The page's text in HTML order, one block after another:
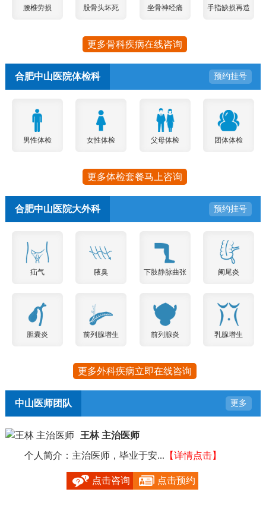
腰椎劳损 股骨头坏死 坐骨神经痛 手指缺损再造
更多骨科疾病在线咨询
合肥中山医院体检科 预约挂号
男性体检 女性体检 父母体检 团体体检
更多体检套餐马上咨询
合肥中山医院大外科 预约挂号
疝气 腋臭 下肢静脉曲张 阑尾炎
胆囊炎 前列腺增生 前列腺炎 乳腺增生
更多外科疾病立即在线咨询
中山医师团队 更多
王林 主治医师
个人简介：主治医师，毕业于安... 【详情点击】
点击咨询 点击预约